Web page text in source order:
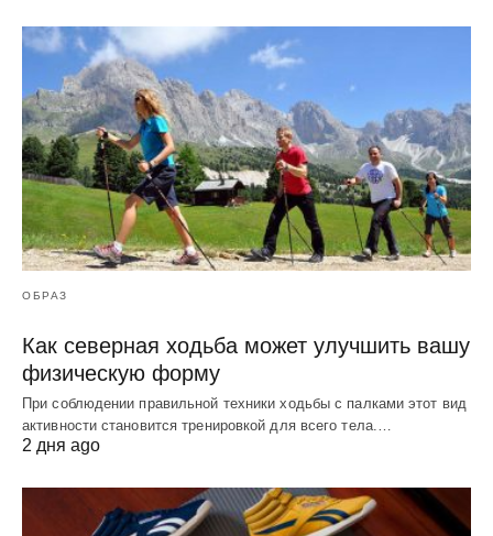
ОБРАЗ
Как северная ходьба может улучшить вашу
физическую форму
При соблюдении правильной техники ходьбы с палками этот вид
активности становится тренировкой для всего тела.…
2 дня ago